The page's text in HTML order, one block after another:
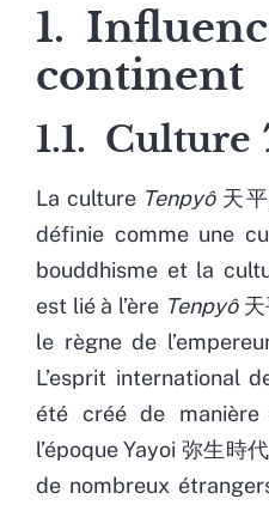
1.
continent
1.1. Culture
La culture Tenpyô 天
définie comme une
bouddhisme et la
est lié à l’ère Tenpyô天
le règne de
L’esprit international
été créé de
l’époque Yayoi 弥生時
de nombreux